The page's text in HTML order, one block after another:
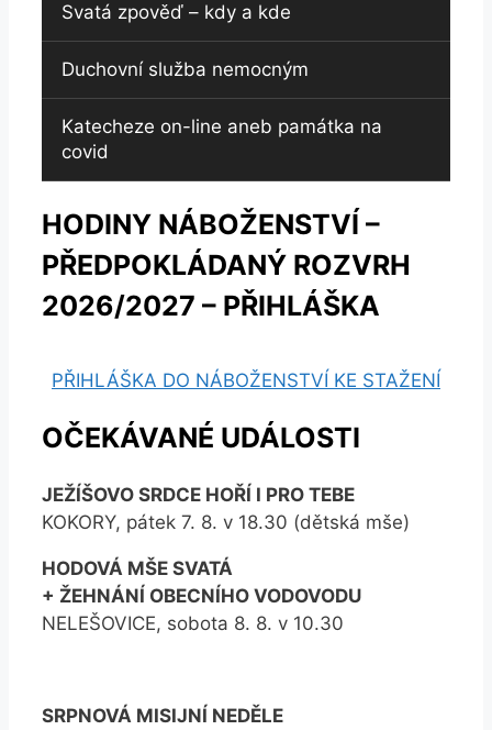
Svatá zpověď – kdy a kde
Duchovní služba nemocným
Katecheze on-line aneb památka na
covid
HODINY NÁBOŽENSTVÍ –
PŘEDPOKLÁDANÝ ROZVRH
2026/2027 – PŘIHLÁŠKA
PŘIHLÁŠKA DO NÁBOŽENSTVÍ KE STAŽENÍ
OČEKÁVANÉ UDÁLOSTI
JEŽÍŠOVO SRDCE HOŘÍ I PRO TEBE
KOKORY, pátek 7. 8. v 18.30 (dětská mše)
HODOVÁ MŠE SVATÁ
+ ŽEHNÁNÍ OBECNÍHO VODOVODU
NELEŠOVICE, sobota 8. 8. v 10.30
SRPNOVÁ MISIJNÍ NEDĚLE